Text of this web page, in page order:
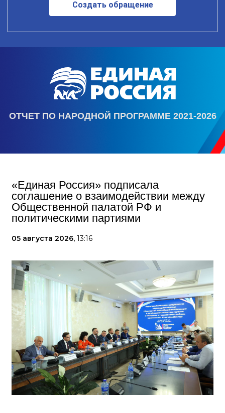
Создать обращение
ОТЧЕТ ПО НАРОДНОЙ ПРОГРАММЕ 2021-2026
«Единая Россия» подписала
соглашение о взаимодействии между
Общественной палатой РФ и
политическими партиями
05 августа 2026, 13:16